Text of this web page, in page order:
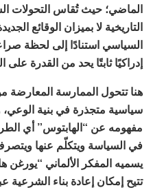
الماضي؛ حيث تُقاس التحولات
التاريخية لا بميزان الوقائع
السياسي استنادًا إلى لحظة
إدراكيًا ثابتًا يحد من القدرة
هنا تتحول الممارسة المعارضة
سياسية متجذرة في بنية الوعي،
مفهومه عن “الهابتوس” أي
في السياسة ويتكلّم عنها
يسميه المفكر الألماني “يورغن
تتيح إمكان إعادة بناء الشرعية